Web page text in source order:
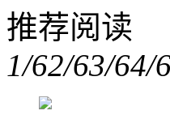
推荐阅读
1/62/63/64/